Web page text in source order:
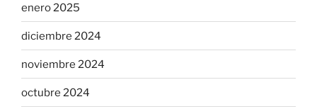
enero 2025
diciembre 2024
noviembre 2024
octubre 2024